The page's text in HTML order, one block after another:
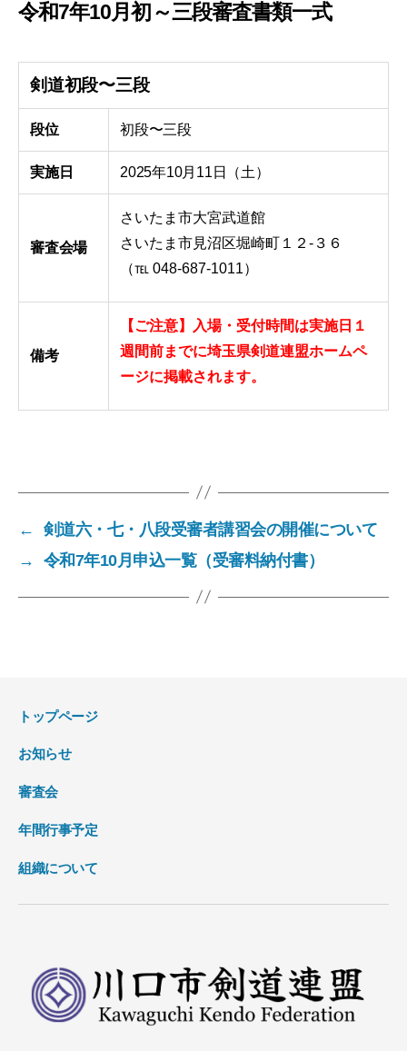
令和7年10月初～三段審査書類一式
剣道初段〜三段
段位 初段〜三段
実施日 2025年10月11日（土）
審査会場
さいたま市大宮武道館
さいたま市見沼区堀崎町１２-３６
（℡ 048-687-1011）
備考
【ご注意】入場・受付時間は実施日１
週間前までに埼玉県剣道連盟ホームペ
ージに掲載されます。
←
剣道六・七・八段受審者講習会の開催について
→
令和7年10月申込一覧（受審料納付書）
トップページ
お知らせ
審査会
年間行事予定
組織について